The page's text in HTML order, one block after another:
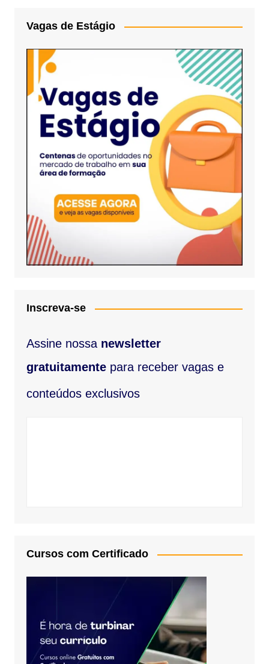
Vagas de Estágio
Inscreva-se
Assine nossa newsletter
gratuitamente​ para receber vagas e
conteúdos exclusivos
Cursos com Certificado